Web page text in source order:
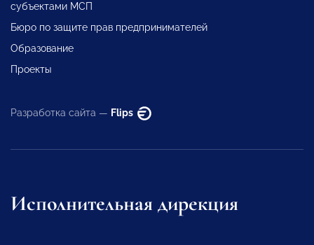
субъектами МСП
Бюро по защите прав предпринимателей
Образование
Проекты
Разработка сайта — Flips
Исполнительная дирекция